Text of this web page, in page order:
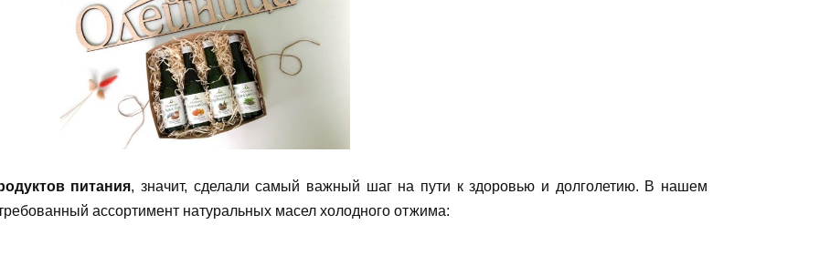
питания, значит, сделали самый важный шаг на пути к здоровью и долголетию. В нашем
ассортимент натуральных масел холодного отжима: